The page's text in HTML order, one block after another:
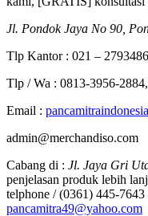
Jl. Pondok Jaya No 90,
Tlp Kantor : 021 –
Tlp / Wa : 0813-3956-
Email :
admin@merchandiso.com
Cabang di : Jl. Jaya Gri
penjelasan produk lebih
telphone / (0361) 445-
pancamitra49@yahoo.com